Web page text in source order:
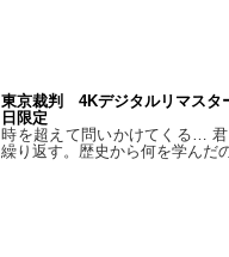
東京裁判 4Kデジタルリマス
日限定
時を超えて問いかけてくる…
繰り返す。歴史から何を学んだ